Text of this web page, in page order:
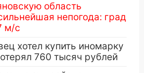
область
непогода: град
м/с
хотел купить иномарку
760 тысяч рублей